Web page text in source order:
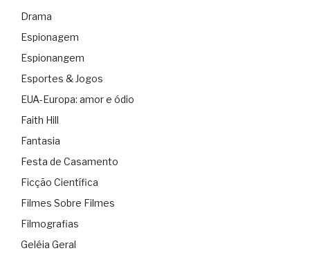
Drama
Espionagem
Espionangem
Esportes & Jogos
EUA-Europa: amor e ódio
Faith Hill
Fantasia
Festa de Casamento
Ficção Científica
Filmes Sobre Filmes
Filmografias
Geléia Geral